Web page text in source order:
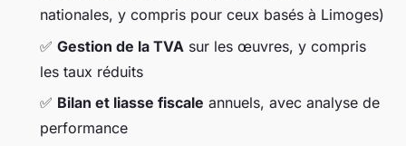
nationales, y compris pour ceux basés à Limoges)
✅ Gestion de la TVA sur les œuvres, y compris
les taux réduits
✅ Bilan et liasse fiscale annuels, avec analyse de
performance